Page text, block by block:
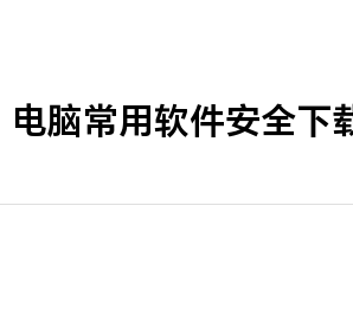
电脑常用软件安全下